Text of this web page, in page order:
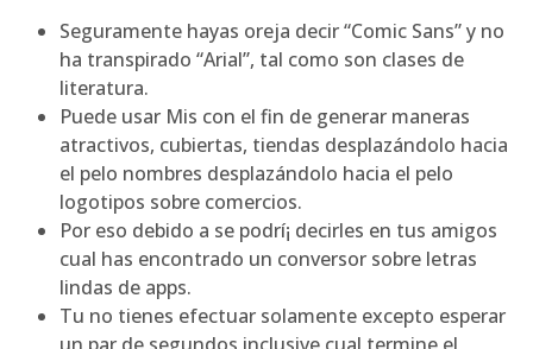
Seguramente hayas oreja decir “Comic Sans” y no
ha transpirado “Arial”, tal como son clases de
literatura.
Puede usar Mis con el fin de generar maneras
atractivos, cubiertas, tiendas desplazándolo hacia
el pelo nombres desplazándolo hacia el pelo
logotipos sobre comercios.
Por eso debido a se podrí¡ decirles en tus amigos
cual has encontrado un conversor sobre letras
lindas de apps.
Tu no tienes efectuar solamente excepto esperar
un par de segundos inclusive cual termine el